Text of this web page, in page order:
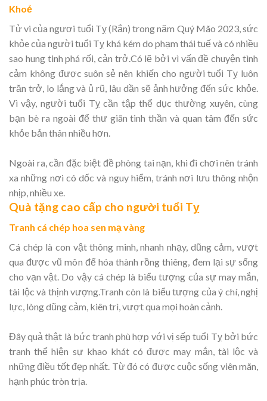
Khoẻ
Tử vi của ngươi tuổi Tỵ (Rắn) trong năm Quý Mão 2023, sức
khỏe của người tuổi Tỵ khá kém do phạm thái tuế và có nhiều
sao hung tinh phá rối, cản trở.Có lẽ bởi vì vấn đề chuyện tình
cảm không được suôn sẻ nên khiến cho người tuổi Tỵ luôn
trăn trở, lo lắng và ủ rũ, lâu dần sẽ ảnh hưởng đến sức khỏe.
Vì vậy, người tuổi Tỵ cần tập thể dục thường xuyên, cùng
bạn bè ra ngoài để thư giãn tinh thần và quan tâm đến sức
khỏe bản thân nhiều hơn.
Ngoài ra, cần đặc biệt đề phòng tai nạn, khi đi chơi nên tránh
xa những nơi có dốc và nguy hiểm, tránh nơi lưu thông nhộn
nhịp, nhiều xe.
Quà tặng cao cấp cho người tuổi Tỵ
Tranh cá chép hoa sen mạ vàng
Cá chép là con vật thông minh, nhanh nhạy, dũng cảm, vượt
qua được vũ môn để hóa thành rồng thiêng, đem lại sự sống
cho vạn vật. Do vậy cá chép là biểu tượng của sự may mắn,
tài lộc và thịnh vượng.Tranh còn là biểu tượng của ý chí, nghị
lực, lòng dũng cảm, kiên trì, vượt qua mọi hoàn cảnh.
Đây quả thật là bức tranh phù hợp với vị sếp tuổi Tỵ bởi bức
tranh thể hiện sự khao khát có được may mắn, tài lộc và
những điều tốt đẹp nhất. Từ đó có được cuộc sống viên mãn,
hạnh phúc tròn trịa.